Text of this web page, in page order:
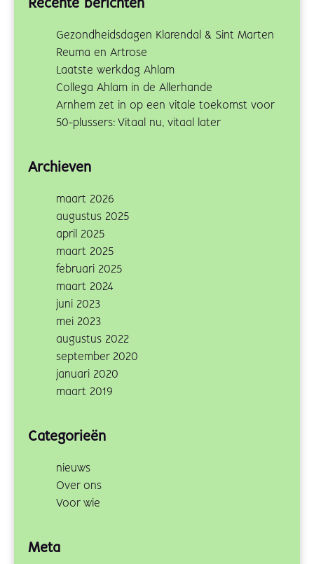
Recente berichten
Gezondheidsdagen Klarendal & Sint Marten
Reuma en Artrose
Laatste werkdag Ahlam
Collega Ahlam in de Allerhande
Arnhem zet in op een vitale toekomst voor
50-plussers: Vitaal nu, vitaal later
Archieven
maart 2026
augustus 2025
april 2025
maart 2025
februari 2025
maart 2024
juni 2023
mei 2023
augustus 2022
september 2020
januari 2020
maart 2019
Categorieën
nieuws
Over ons
Voor wie
Meta